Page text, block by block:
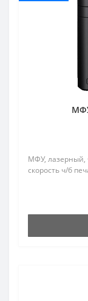
МФУ, лазерный,
скорость ч/б